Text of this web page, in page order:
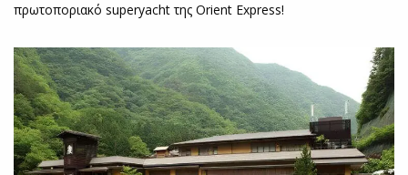
πρωτοποριακό superyacht της Orient Express!